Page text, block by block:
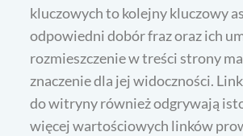
kluczowych to kolejny kluczowy
odpowiedni dobór fraz oraz ich
rozmieszczenie w treści strony
znaczenie dla jej widoczności.
do witryny również odgrywają
więcej wartościowych linków